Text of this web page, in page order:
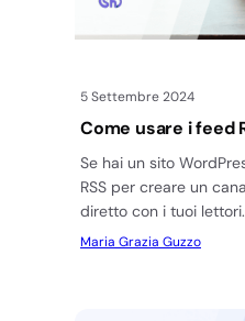
5 Settembre 2024
Come usare i feed
Se hai un sito
RSS per creare un
diretto con i tuoi
Maria Grazia Guzzo